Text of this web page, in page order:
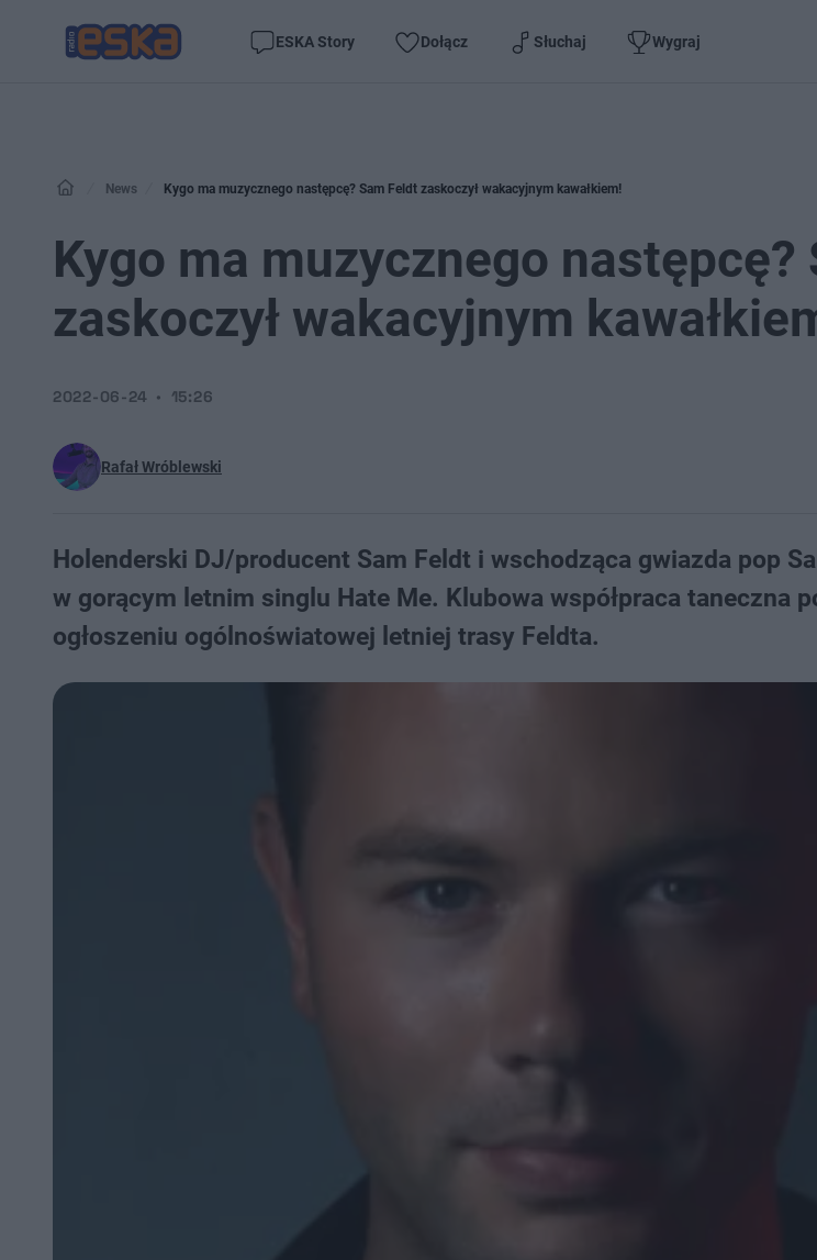
ESKA Story Dołącz Słuchaj Wygraj
News Kygo ma muzycznego następcę? Sam Feldt zaskoczył wakacyjnym kawałkiem!
Kygo ma muzycznego następcę?
zaskoczył wakacyjnym
Rafał Wróblewski
2022-06-24 15:26
Holenderski DJ/producent Sam Feldt i wschodząca gwiazda pop
w gorącym letnim singlu Hate Me. Klubowa współpraca taneczna
ogłoszeniu ogólnoświatowej letniej trasy Feldta.